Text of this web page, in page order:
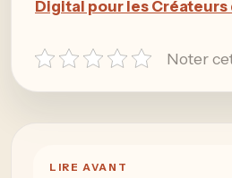
Digital pour les Créateurs
Noter
LIRE AVANT